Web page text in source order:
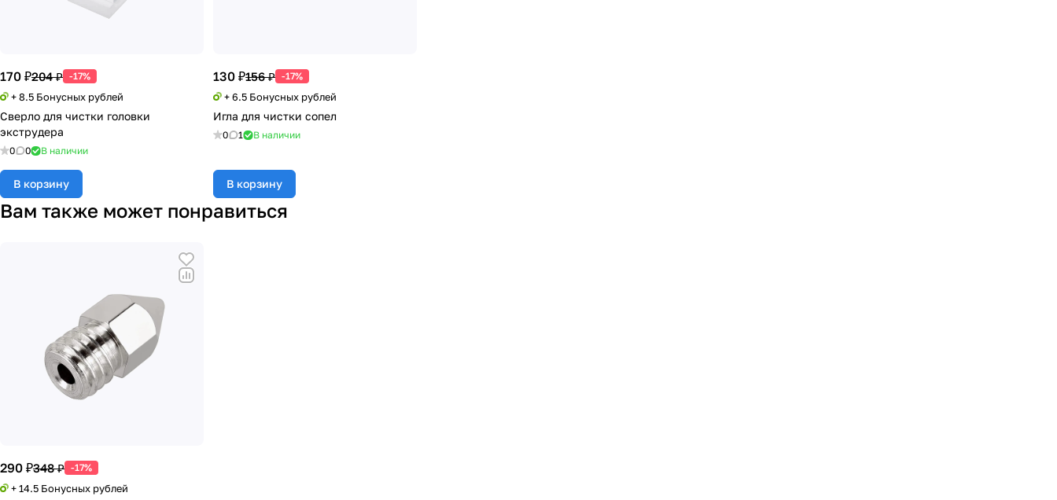
170 ₽204 ₽ -17%
+ 8.5 Бонусных рублей
Сверло для чистки головки
экструдера
0 0 В наличии
В корзину
130 ₽156 ₽ -17%
+ 6.5 Бонусных рублей
Игла для чистки сопел
0 1 В наличии
В корзину
Вам также может понравиться
290 ₽348 ₽ -17%
+ 14.5 Бонусных рублей